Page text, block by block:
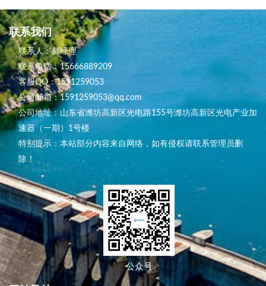
联系我们
联系人：郝经理
联系电话：15666889209
客服QQ：1591259053
公司邮箱：1591259053@qq.com
公司地址：山东省潍坊高新区光电路155号潍坊高新区光电产业加
速器（一期）1号楼
特别提示：本站部分内容来自网络，如有侵权请联系管理员删
除！
公众号